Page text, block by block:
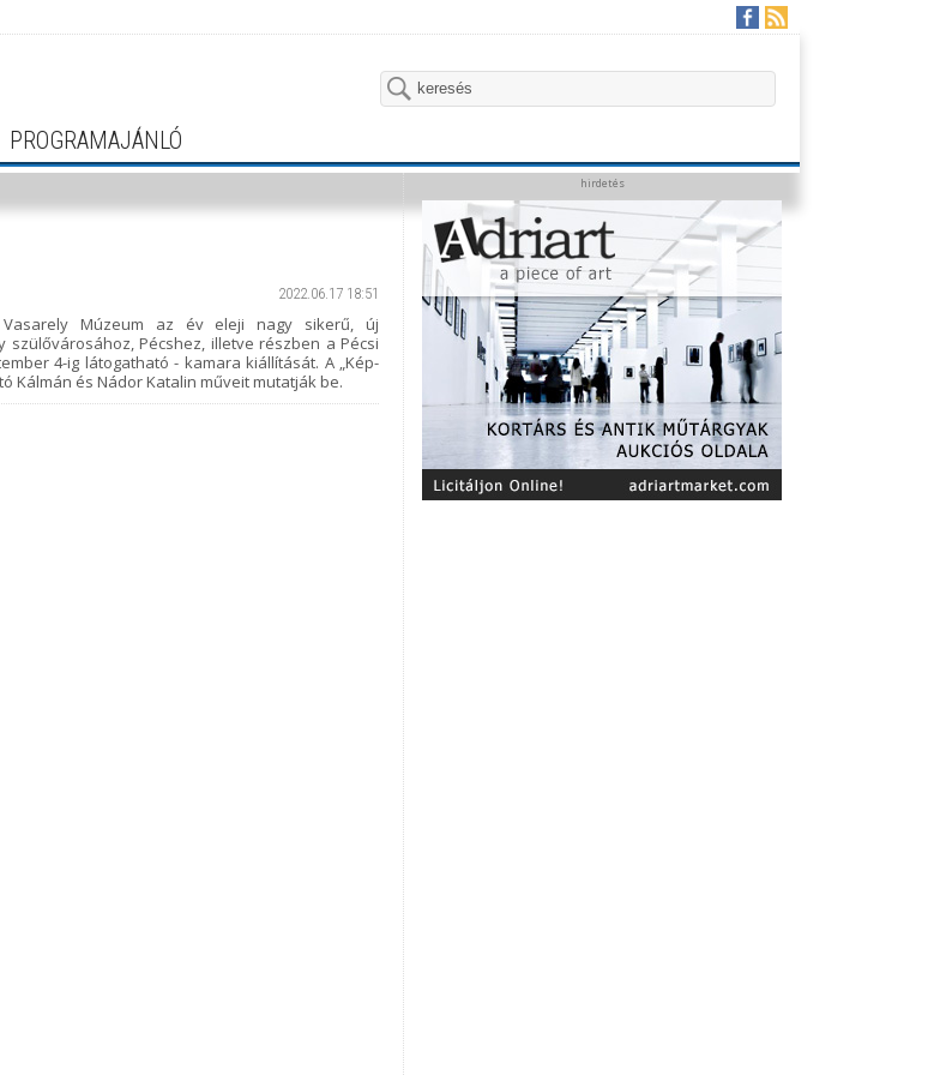
PROGRAMAJÁNLÓ
2022.06.17 18:51
Múzeum az év eleji nagy sikerű, új
Pécshez, illetve részben a Pécsi
4-ig látogatható - kamara kiállítását. A „Kép-
Kálmán és Nádor Katalin műveit mutatják be.
hirdetés